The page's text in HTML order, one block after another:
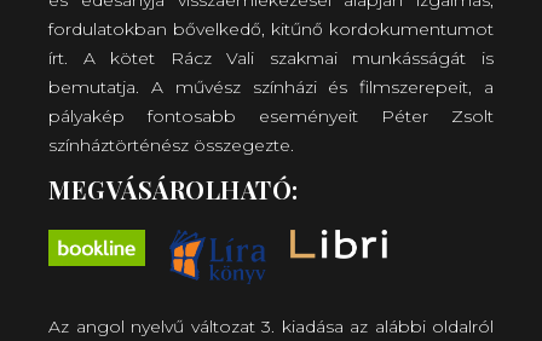
fordulatokban bővelkedő, kitűnő kordokumentumot
írt. A kötet Rácz Vali szakmai munkásságát is
bemutatja. A művész színházi és filmszerepeit, a
pályakép fontosabb eseményeit Péter Zsolt
színháztörténész összegezte.
MEGVÁSÁROLHATÓ:
Az angol nyelvű változat 3. kiadása az alábbi oldalról